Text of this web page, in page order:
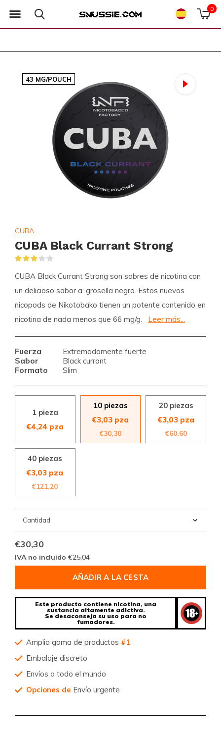
0
43 MG/POUCH
CUBA
CUBA Black Currant Strong
CUBA Black Currant Strong son sobres de nicotina con
un delicioso sabor a: grosella negra. Estos nuevos
nicopods de Nikotobako tienen un potente contenido en
nicotina de nada menos que 66 mg/g.
Leer más...
Fuerza Extremadamente fuerte
Sabor Black currant
Formato Slim
1 pieza
€4,24 pza
10 piezas
€3,03 pza
€30,30
20 piezas
€3,03 pza
€60,60
40 piezas
€3,03 pza
€121,20
€30,30
IVA no incluido €25,04
AÑADIR A LA CESTA
Este producto contiene nicotina, una
sustancia altamente adictiva.
Se desaconseja su uso para no
fumadores.
Amplia gama de productos #1
Embalaje discreto
Envíos a todo el mundo
Opciones de Envío urgente